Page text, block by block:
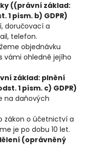
((právní základ:
1 písm. b) GDPR)
doručovací a
telefon.
objednávku
vámi ohledně jejího
základ: plnění
1 písm. c) GDPR)
na daňových
zákon o účetnictví a
je po dobu 10 let.
(oprávněný